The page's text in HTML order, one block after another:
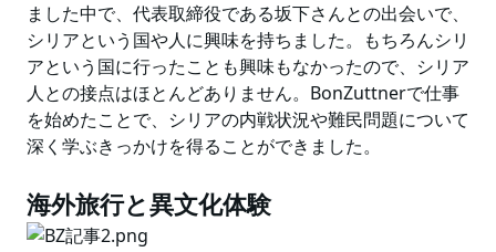
ました中で、代表取締役である坂下さんとの出会いで、
シリアという国や人に興味を持ちました。もちろんシリ
アという国に行ったことも興味もなかったので、シリア
人との接点はほとんどありません。BonZuttnerで仕事
を始めたことで、シリアの内戦状況や難民問題について
深く学ぶきっかけを得ることができました。
海外旅行と異文化体験